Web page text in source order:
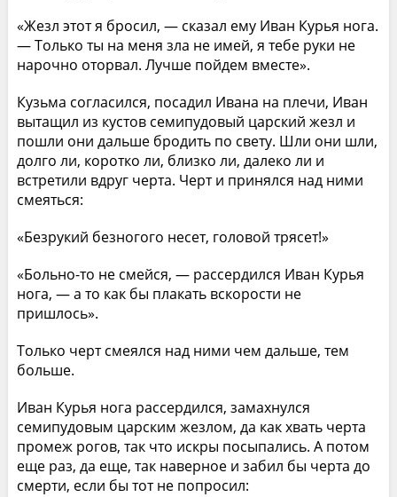
«Жезл этот я бросил, — сказал ему Иван Курья нога.
— Только ты на меня зла не имей, я тебе руки не
нарочно оторвал. Лучше пойдем вместе».
Кузьма согласился, посадил Ивана на плечи, Иван
вытащил из кустов семипудовый царский жезл и
пошли они дальше бродить по свету. Шли они шли,
долго ли, коротко ли, близко ли, далеко ли и
встретили вдруг черта. Черт и принялся над ними
смеяться:
«Безрукий безногого несет, головой трясет!»
«Больно-то не смейся, — рассердился Иван Курья
нога, — а то как бы плакать вскорости не
пришлось».
Только черт смеялся над ними чем дальше, тем
больше.
Иван Курья нога рассердился, замахнулся
семипудовым царским жезлом, да как хвать черта
промеж рогов, так что искры посыпались. А потом
еще раз, да еще, так наверное и забил бы черта до
смерти, если бы тот не попросил: